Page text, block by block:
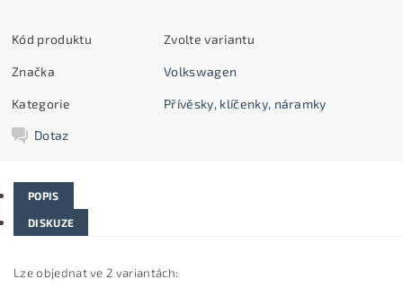
Kód produktu Zvolte variantu
Značka Volkswagen
Kategorie Přívěsky, klíčenky, náramky
Dotaz
POPIS
DISKUZE
Lze objednat ve 2 variantách: